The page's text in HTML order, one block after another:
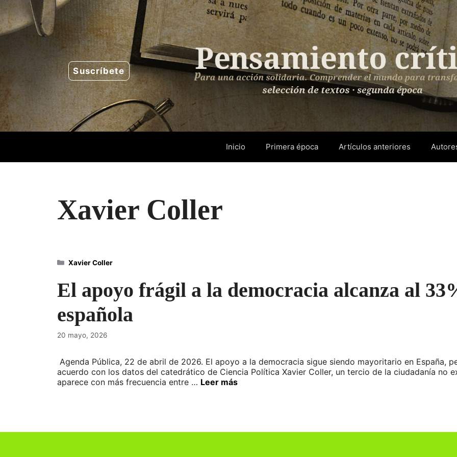
Saltar
al
contenido
Suscríbete
Inicio Primera época Artículos anteriores
Xavier Coller
El apoyo frágil a la democracia alcanza al
española
20 mayo, 2026
Agenda Pública, 22 de abril de 2026. El apoyo a la democracia sigue siendo mayoritario en España,
acuerdo con los datos del catedrático de Ciencia Política Xavier Coller, un tercio de la ciudadanía no
aparece con más frecuencia entre … Leer más
Categorías
Xavier Coller